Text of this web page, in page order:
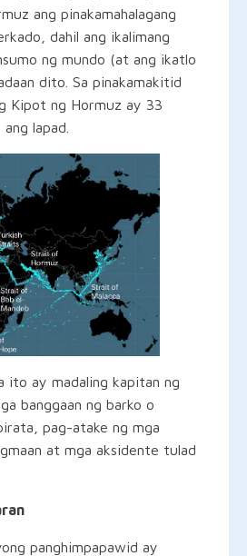
ang pinakamahalagang
dahil ang ikalimang
ng mundo (at ang ikatlo
dito. Sa pinakamakitid
Kipot ng Hormuz ay 33
lapad.
ito ay madaling kapitan ng
banggaan ng barko o
pag-atake ng mga
at mga aksidente tulad
panghimpapawid ay